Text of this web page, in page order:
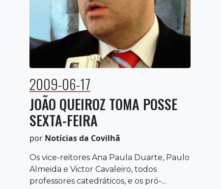
2009-06-17
JOÃO QUEIROZ TOMA POSSE
SEXTA-FEIRA
por Notícias da Covilhã
Os vice-reitores Ana Paula Duarte, Paulo
Almeida e Victor Cavaleiro, todos
professores catedráticos, e os pró-...